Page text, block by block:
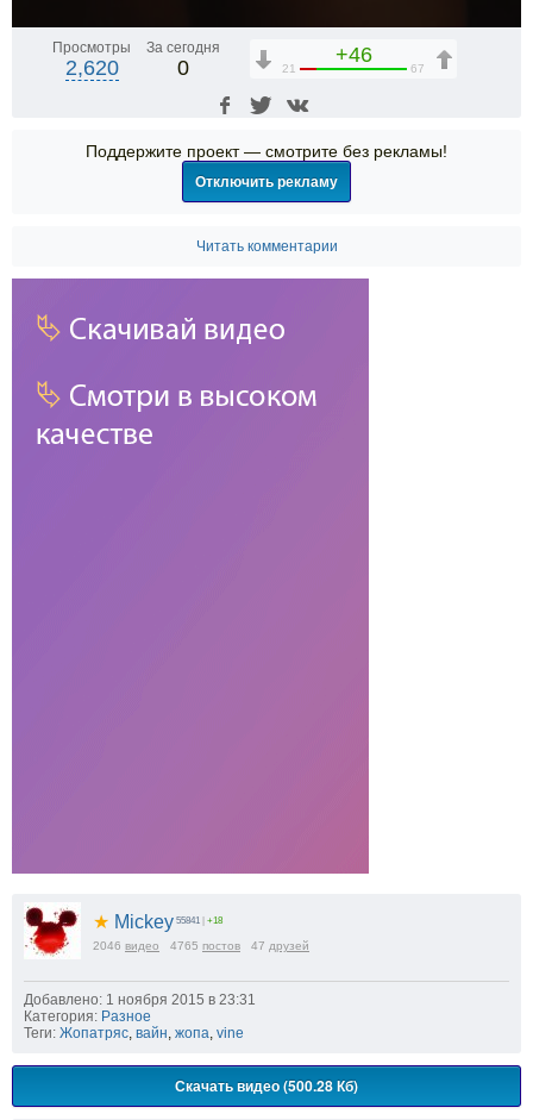
Просмотры
2,620
За сегодня
0
+46
21 67
Поддержите проект — смотрите без рекламы!
Отключить рекламу
Читать комментарии
★ Mickey 55841 +18
2046 видео 4765 постов 47 друзей
Добавлено: 1 ноября 2015 в 23:31
Категория: Разное
Теги: Жопатряс, вайн, жопа, vine
Скачать видео (500.28 Кб)